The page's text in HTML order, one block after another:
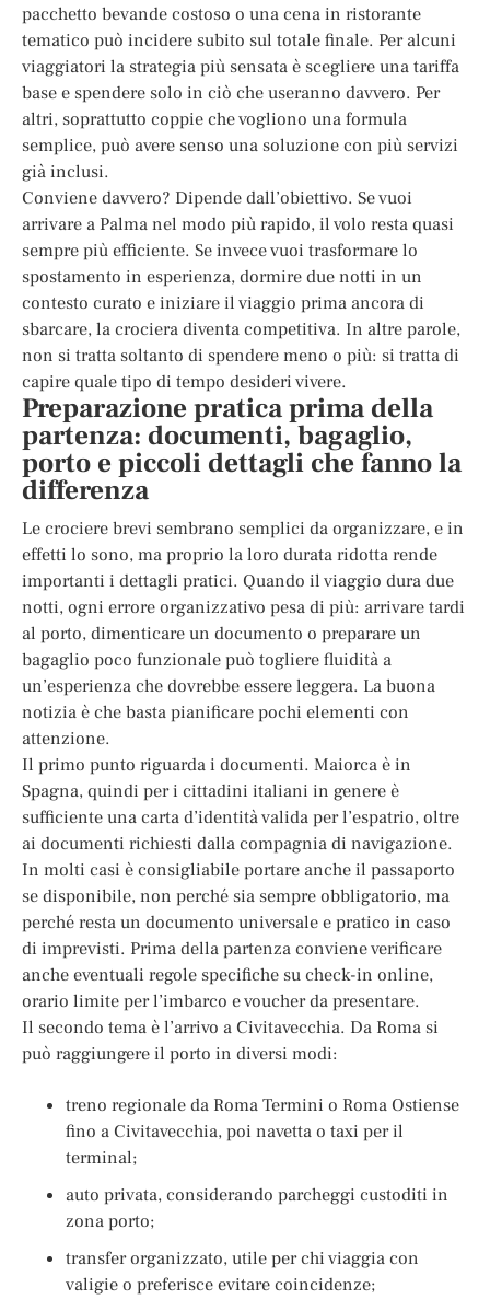
pacchetto bevande costoso o una cena in ristorante
tematico può incidere subito sul totale finale. Per alcuni
viaggiatori la strategia più sensata è scegliere una tariffa
base e spendere solo in ciò che useranno davvero. Per
altri, soprattutto coppie che vogliono una formula
semplice, può avere senso una soluzione con più servizi
già inclusi.
Conviene davvero? Dipende dall’obiettivo. Se vuoi
arrivare a Palma nel modo più rapido, il volo resta quasi
sempre più efficiente. Se invece vuoi trasformare lo
spostamento in esperienza, dormire due notti in un
contesto curato e iniziare il viaggio prima ancora di
sbarcare, la crociera diventa competitiva. In altre parole,
non si tratta soltanto di spendere meno o più: si tratta di
capire quale tipo di tempo desideri vivere.
Preparazione pratica prima della
partenza: documenti, bagaglio,
porto e piccoli dettagli che fanno la
differenza
Le crociere brevi sembrano semplici da organizzare, e in
effetti lo sono, ma proprio la loro durata ridotta rende
importanti i dettagli pratici. Quando il viaggio dura due
notti, ogni errore organizzativo pesa di più: arrivare tardi
al porto, dimenticare un documento o preparare un
bagaglio poco funzionale può togliere fluidità a
un’esperienza che dovrebbe essere leggera. La buona
notizia è che basta pianificare pochi elementi con
attenzione.
Il primo punto riguarda i documenti. Maiorca è in
Spagna, quindi per i cittadini italiani in genere è
sufficiente una carta d’identità valida per l’espatrio, oltre
ai documenti richiesti dalla compagnia di navigazione.
In molti casi è consigliabile portare anche il passaporto
se disponibile, non perché sia sempre obbligatorio, ma
perché resta un documento universale e pratico in caso
di imprevisti. Prima della partenza conviene verificare
anche eventuali regole specifiche su check-in online,
orario limite per l’imbarco e voucher da presentare.
Il secondo tema è l’arrivo a Civitavecchia. Da Roma si
può raggiungere il porto in diversi modi:
treno regionale da Roma Termini o Roma Ostiense
fino a Civitavecchia, poi navetta o taxi per il
terminal;
auto privata, considerando parcheggi custoditi in
zona porto;
transfer organizzato, utile per chi viaggia con
valigie o preferisce evitare coincidenze;